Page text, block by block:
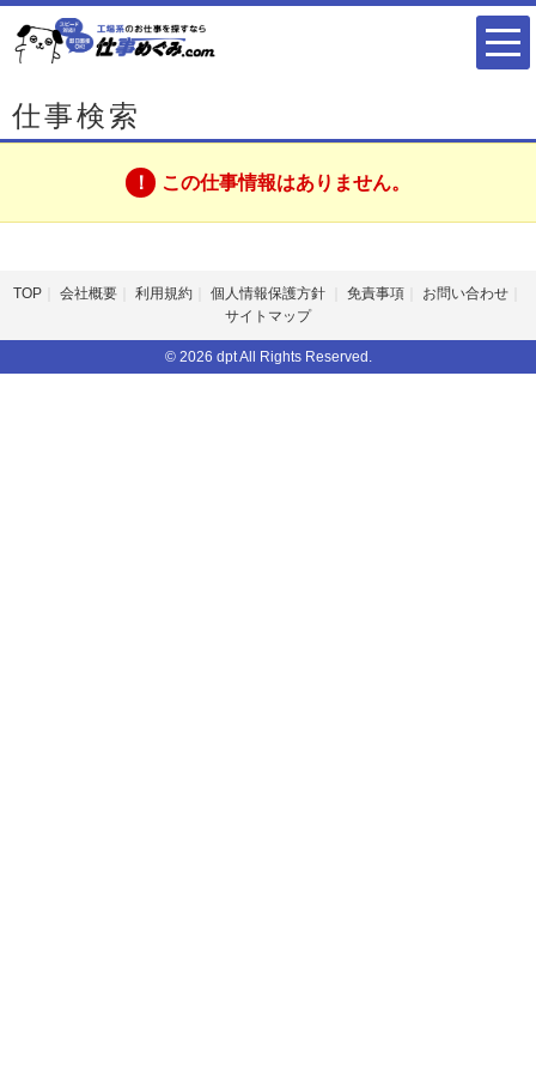
仕事検索
この仕事情報はありません。
TOP 会社概要 利用規約 個人情報保護方針 免責事項
お問い合わせ
サイトマップ
© 2026 dpt All Rights Reserved.